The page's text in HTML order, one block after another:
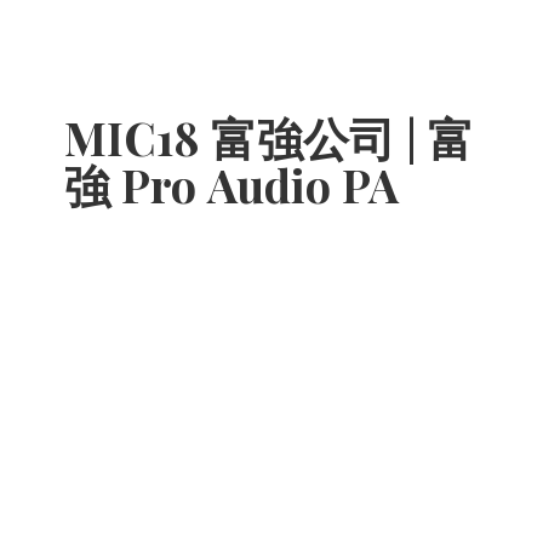
MIC18 富強公司 | 富
強 Pro Audio PA